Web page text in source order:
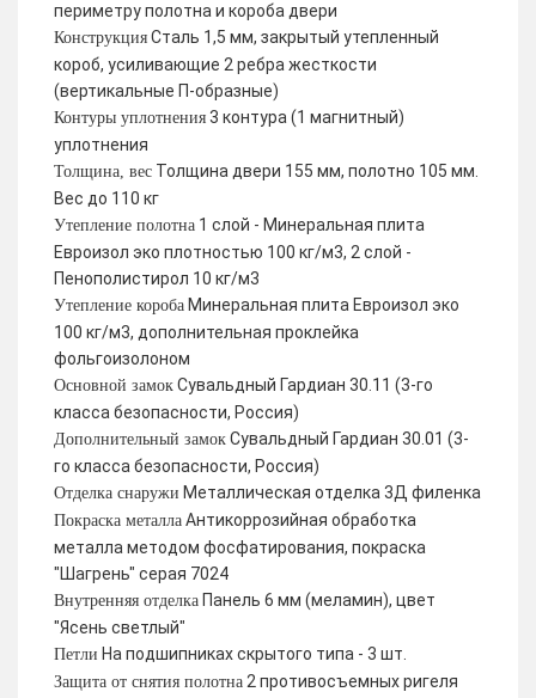
периметру полотна и короба двери
Конструкция Сталь 1,5 мм, закрытый утепленный
короб, усиливающие 2 ребра жесткости
(вертикальные П-образные)
Контуры уплотнения 3 контура (1 магнитный)
уплотнения
Толщина, вес Толщина двери 155 мм, полотно 105 мм.
Вес до 110 кг
Утепление полотна 1 слой - Минеральная плита
Евроизол эко плотностью 100 кг/м3, 2 слой -
Пенополистирол 10 кг/м3
Утепление короба Минеральная плита Евроизол эко
100 кг/м3, дополнительная проклейка
фольгоизолоном
Основной замок Сувальдный Гардиан 30.11 (3-го
класса безопасности, Россия)
Дополнительный замок Сувальдный Гардиан 30.01 (3-
го класса безопасности, Россия)
Отделка снаружи Металлическая отделка 3Д филенка
Покраска металла Антикоррозийная обработка
металла методом фосфатирования, покраска
"Шагрень" серая 7024
Внутренняя отделка Панель 6 мм (меламин), цвет
"Ясень светлый"
Петли На подшипниках скрытого типа - 3 шт.
Защита от снятия полотна 2 противосъемных ригеля